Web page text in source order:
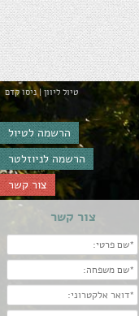
הרשמה לטיול
הרשמה לניוזלטר
צור קשר
צור קשר
טיול ליוון | ניסו קדם